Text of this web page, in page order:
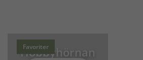
Favoriter
Hobbyhörnan